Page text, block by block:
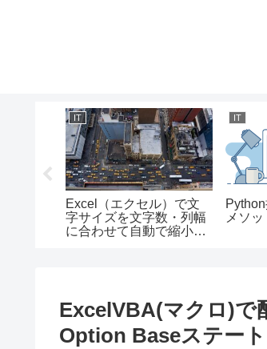
IT
Excel（エクセル）で文
字サイズを文字数・列幅
に合わせて自動で縮小し
IT
メソ
ExcelVBA(マクロ)で
Option Baseステー